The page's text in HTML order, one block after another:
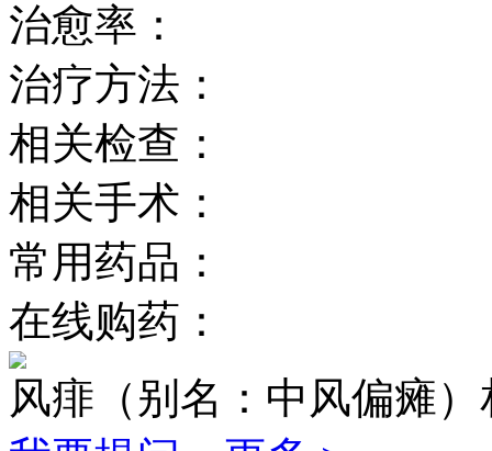
治愈率：
治疗方法：
相关检查：
相关手术：
常用药品：
在线购药：
风痱（别名：中风偏瘫